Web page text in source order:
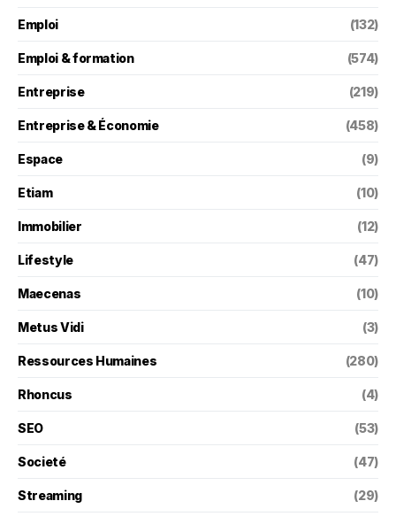
Emploi (132)
Emploi & formation (574)
Entreprise (219)
Entreprise & Économie (458)
Espace (9)
Etiam (10)
Immobilier (12)
Lifestyle (47)
Maecenas (10)
Metus Vidi (3)
Ressources Humaines (280)
Rhoncus (4)
SEO (53)
Societé (47)
Streaming (29)